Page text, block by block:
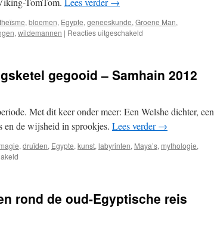
(3)
, bloemen, Egypte, geneeskunde, Groene Man,
, wildemannen | Reacties uitgeschakeld
de
–
Beltane
2013
gegooid – Samhain 2012
Met dit keer onder meer: Een Welshe dichter, een
de wijsheid in sprookjes. Lees verder→
, druïden, Egypte, kunst, labyrinten, Maya’s, mythologie,
de
rond de oud-Egyptische reis